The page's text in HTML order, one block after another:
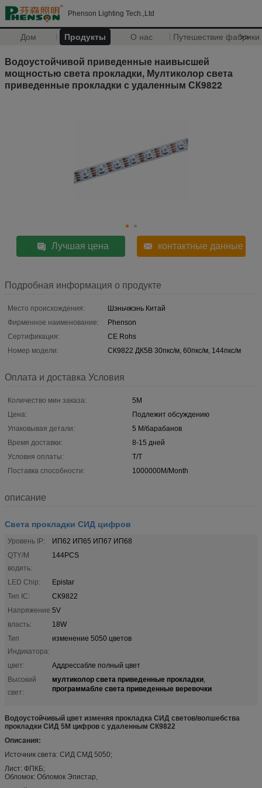
Phenson Lighting Tech.,Ltd
Дом Продукты О нас Путешествие фабрики
>>
Водоустойчивой приведенные наивысшей
мощностью света прокладки, Мултиколор света
приведенные прокладки с удаленным СК9822
Лучшая цена контактные данные
Подробная информация о продукте
Место происхождения:
Шэньчжэнь Китай
Фирменное наименование:
Phenson
Сертификация:
CE Rohs
Номер модели:
СК9822 ДК5В 30пкс/м, 60пкс/м, 144пкс/м
Оплата и доставка Условия
Количество мин заказа:
5M
Цена:
Подлежит обсуждению
Упаковывая детали:
5 М/барабанов
Время доставки:
8-15 дней
Условия оплаты:
T/T
Поставка способности:
1000000M/Month
описание
Света прокладки СИД цифров
Уровень IP:
ИП62 ИП65 ИП67 ИП68
QTY/M
водить:
144PCS
LED Chip:
Epistar
Тип IC:
СК9822
Напряжение:5V
власть:
18W
Тип
Индикатора:
изменение 5050 цветов
цвет:
Аддрессабле полный цвет
Высокий
свет:
мултиколор света приведенные прокладки,
программабле света приведенные веревочки
Водоустойчивый цвет изменяя прокладка СИД светов/волшебства
прокладки СИД 5М цифров с удаленным СК9822
Описания:
Источник света: СИД СМД 5050;
Лист: ФПКБ;
Обломок: Обломок Эпистар,